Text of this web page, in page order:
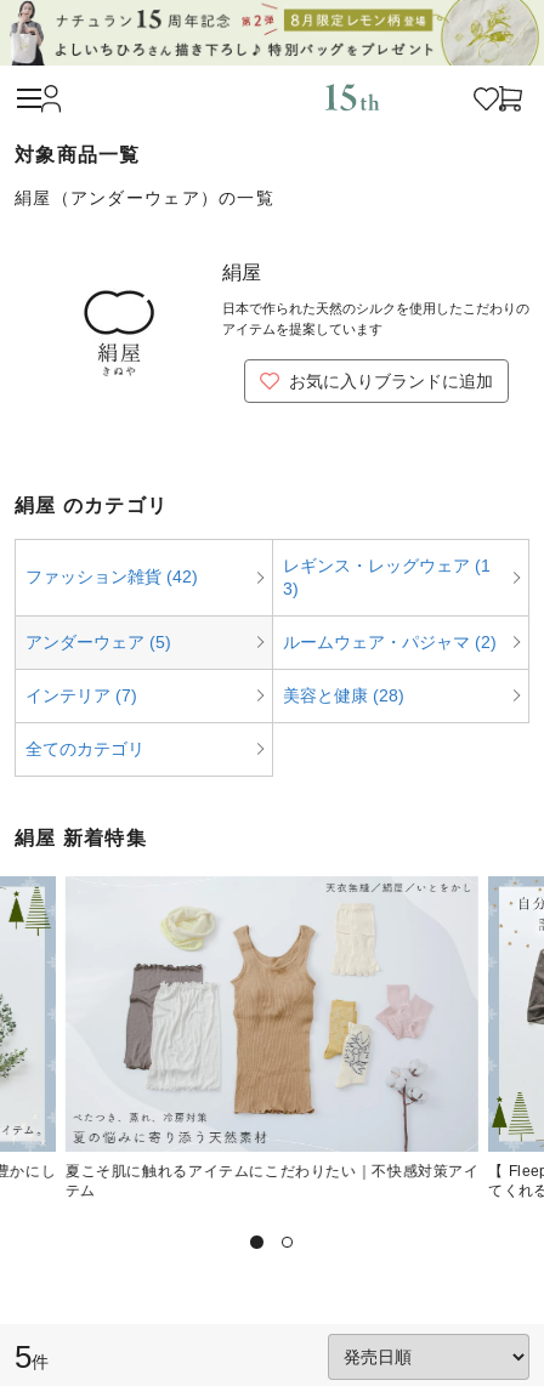
絹屋（アンダーウェア）の一覧
絹屋
日本で作られた天然のシルクを使用したこだわりの
アイテムを提案しています
お気に入りブランドに追加
絹屋 のカテゴリ
ファッション雑貨 (42)
レギンス・レッグウェア (1
3)
アンダーウェア (5) ルームウェア・パジャマ (2)
インテリア (7) 美容と健康 (28)
全てのカテゴリ
絹屋 新着特集
かにし
夏こそ肌に触れるアイテムにこだわりたい｜不快感対策アイ
テム
【
てくれ
5件